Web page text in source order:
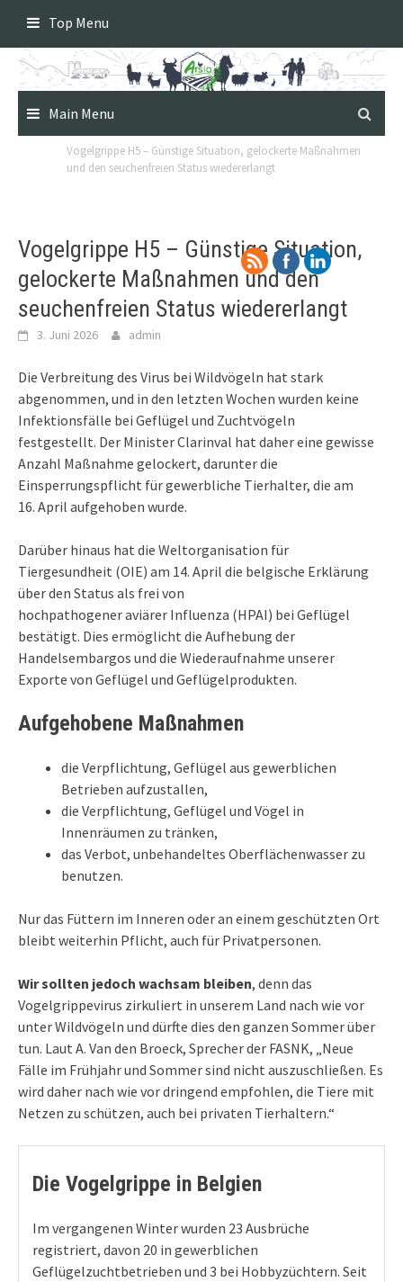
content
Top Menu
Main Menu
Vogelgrippe H5 – Günstige Situation, gelockerte Maßnahmen
und den seuchenfreien Status wiedererlangt
Vogelgrippe H5 – Günstige Situation,
gelockerte Maßnahmen und den
seuchenfreien Status wiedererlangt
3. Juni 2026 admin
Die Verbreitung des Virus bei Wildvögeln hat stark
abgenommen, und in den letzten Wochen wurden keine
Infektionsfälle bei Geflügel und Zuchtvögeln
festgestellt. Der MinisterClarinval hat daher eine gewisse
Anzahl Maßnahme gelockert, darunter die
Einsperrungspflicht für gewerbliche Tierhalter, die am
16. April aufgehoben wurde.
Darüber hinaus hat die Weltorganisation für
Tiergesundheit (OIE) am 14. April die belgische Erklärung
über den Status als frei von
hochpathogeneraviärer Influenza (HPAI) bei Geflügel
bestätigt. Dies ermöglicht die Aufhebung der
Handelsembargos und die Wiederaufnahme unserer
Exporte von Geflügel und Geflügelprodukten.
Aufgehobene Maßnahmen
die Verpflichtung, Geflügel aus gewerblichen
Betrieben aufzustallen,
die Verpflichtung, Geflügel und Vögel in
Innenräumen zu tränken,
das Verbot, unbehandeltes Oberflächenwasser zu
benutzen.
Nur das Füttern im Inneren oder an einem geschützten Ort
bleibt weiterhin Pflicht, auch für Privatpersonen.
Wir sollten jedoch wachsam bleiben, denn das
Vogelgrippevirus zirkuliert in unserem Land nach wie vor
unter Wildvögeln und dürfte dies den ganzen Sommerüber
tun. Laut A. Van den Broeck, Sprecher der FASNK, „Neue
Fälle im Frühjahr und Sommer sind nicht auszuschließen. Es
wird daher nach wie vor dringend empfohlen, die Tiere mit
Netzen zu schützen, auch bei privaten Tierhaltern.“
Die Vogelgrippe in Belgien
Im vergangenen Winter wurden 23 Ausbrüche
registriert, davon 20 in gewerblichen
Geflügelzuchtbetrieben und 3 bei Hobbyzüchtern. Seit